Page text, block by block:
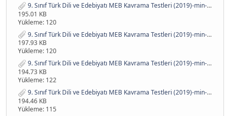
9. Sınıf Türk Dili ve Edebiyatı MEB Kavrama Testleri (2019)-min-9.pdf
195.01 KB
Yükleme: 120
9. Sınıf Türk Dili ve Edebiyatı MEB Kavrama Testleri (2019)-min-1.pdf
197.93 KB
Yükleme: 120
9. Sınıf Türk Dili ve Edebiyatı MEB Kavrama Testleri (2019)-min-2.pdf
194.73 KB
Yükleme: 122
9. Sınıf Türk Dili ve Edebiyatı MEB Kavrama Testleri (2019)-min-3.pdf
194.46 KB
Yükleme: 115